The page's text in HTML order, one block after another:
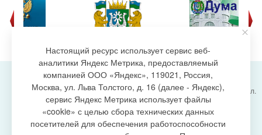
создание сайта
Администрация городского поселения Излучинск, ул.
Энергетиков, 6, пгт. Излучинск, Нижневартовский
район,
Ханты-Мансийский автономный округ-Югра
(Тюменская область), 628634
Настоящий ресурс использует сервис веб-
аналитики Яндекс Метрика, предоставляемый
компанией ООО «Яндекс», 119021, Россия,
Москва, ул. Льва Толстого, д. 16 (далее - Яндекс),
сервис Яндекс Метрика использует файлы
«cookie» с целью сбора технических данных
посетителей для обеспечения работоспособности